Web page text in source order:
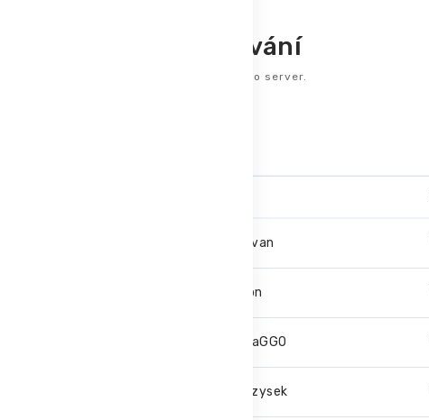
Hlasování
Počet hlasování pro server.
davvan
Owon
JirkaGGO
dezzysek